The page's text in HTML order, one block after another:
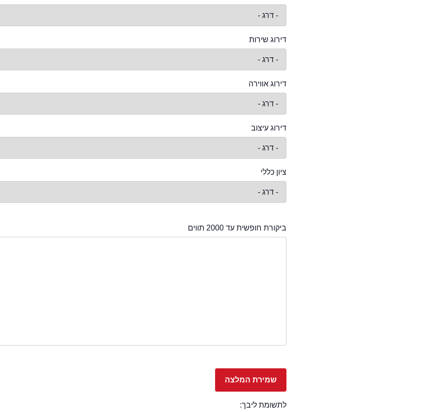
דירוג שירות
דירוג אווירה
דירוג עיצוב
ציון כללי
ביקורת חופשית עד 2000 תווים
לתשומת ליבך: